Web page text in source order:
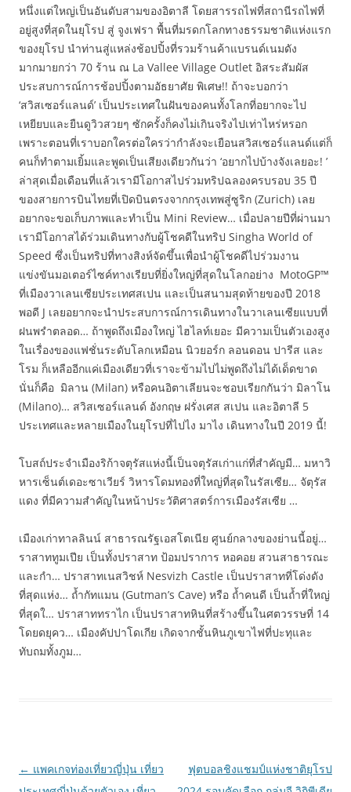
หนึ่งแต่ใหญ่เป็นอันดับสามของอิตาลี โดยสารรถไฟที่สถานีรถไฟที่
อยู่สูงที่สุดในยุโรป สู่ จูงเฟรา พื้นที่มรดกโลกทางธรรมชาติแห่งแรก
ของยุโรป นำท่านสู่แหล่งช้อปปิ้งที่รวมร้านค้าแบรนด์เนมดัง
มากมายกว่า 70 ร้าน ณ La Vallee Village Outlet อิสระสัมผัส
ประสบการณ์การช้อปปิ้งตามอัธยาศัย พิเศษ!! ถ้าจะบอกว่า
‘สวิสเซอร์แลนด์’ เป็นประเทศในฝันของคนทั้งโลกที่อยากจะไป
เหยียบและยืนดูวิวสวยๆ ซักครั้งก็คงไม่เกินจริงไปเท่าไหร่หรอก
เพราะตอนที่เราบอกใครต่อใครว่ากำลังจะเยือนสวิสเซอร์แลนด์แต่ก็
คนก็ทำตามเยิ้มและพูดเป็นเสียงเดียวกันว่า ‘อยากไปบ้างจังเลยอะ! ’
ล่าสุดเมื่อเดือนที่แล้วเรามีโอกาสไปร่วมทริปฉลองครบรอบ 35 ปี
ของสายการบินไทยที่เปิดบินตรงจากกรุงเทพสู่ซูริก (Zurich) เลย
อยากจะขอเก็บภาพและทำเป็น Mini Review… เมื่อปลายปีที่ผ่านมา
เรามีโอกาสได้ร่วมเดินทางกับผู้โชคดีในทริป Singha World of
Speed ซึ่งเป็นทริปที่ทางสิงห์จัดขึ้นเพื่อนำผู้โชคดีไปร่วมงาน
แข่งขันมอเตอร์ไซค์ทางเรียบที่ยิ่งใหญ่ที่สุดในโลกอย่าง MotoGP™
ที่เมืองวาเลนเซียประเทศสเปน และเป็นสนามสุดท้ายของปี 2018
พอดี J เลยอยากจะนำประสบการณ์การเดินทางในวาเลนเซียแบบที่
ฝนพรำตลอด… ถ้าพูดถึงเมืองใหญ่ ไฮไลท์เยอะ มีความเป็นตัวเองสูง
ในเรื่องของแฟชั่นระดับโลกเหมือน นิวยอร์ก ลอนดอน ปารีส และ
โรม ก็เหลืออีกแค่เมืองเดียวที่เราจะข้ามไปไม่พูดถึงไม่ได้เด็ดขาด
นั่นก็คือ มิลาน (Milan) หรือคนอิตาเลียนจะชอบเรียกกันว่า มิลาโน
(Milano)… สวิสเซอร์แลนด์ อังกฤษ ฝรั่งเศส สเปน และอิตาลี 5
ประเทศและหลายเมืองในยุโรปที่ไปไง มาไง เดินทางในปี 2019 นี้!
โบสถ์ประจำเมืองริก้าจตุรัสแห่งนี้เป็นจตุรัสเก่าแก่ที่สำคัญมี… มหาวิ
หารเซ็นต์เดอะซาเวียร์ วิหารโดมทองที่ใหญ่ที่สุดในรัสเซีย… จัตุรัส
แดง ที่มีความสำคัญในหน้าประวัติศาสตร์การเมืองรัสเซีย …
เมืองเก่าทาลลินน์ สาธารณรัฐเอสโตเนีย ศูนย์กลางของย่านนี้อยู่…
ราสาททูมเปีย เป็นทั้งปราสาท ป้อมปราการ หอคอย สวนสาธารณะ
และกำ… ปราสาทเนสวิชห์ Nesvizh Castle เป็นปราสาทที่โด่งดัง
ที่สุดแห่ง… ถ้ำกัทแมน (Gutman’s Cave) หรือ ถ้ำคนดี เป็นถ้ำที่ใหญ่
ที่สุดใ… ปราสาททราไก เป็นปราสาทหินที่สร้างขึ้นในศตวรรษที่ 14
โดยดยุคว… เมืองคัปปาโดเกีย เกิดจากชั้นหินภูเขาไฟที่ปะทุและ
ทับถมทั้งภูม…
Post
← แพคเกจท่องเที่ยวญี่ปุ่น เที่ยว
ฟุตบอลชิงแชมป์แห่งชาติยุโรป